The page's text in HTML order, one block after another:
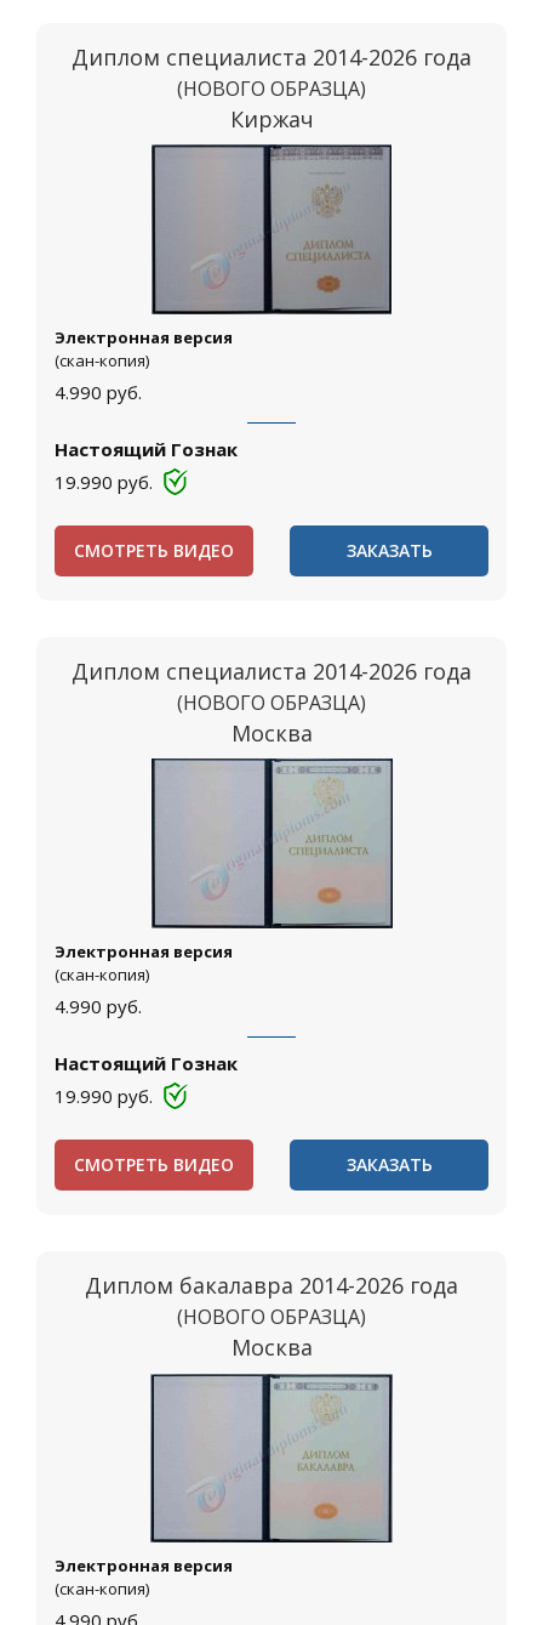
Диплом специалиста 2014-2026 года
(НОВОГО ОБРАЗЦА)
Киржач
Электронная версия
(скан-копия)
4.990 руб.
Настоящий Гознак
19.990 руб.
СМОТРЕТЬ ВИДЕО ЗАКАЗАТЬ
Диплом специалиста 2014-2026 года
(НОВОГО ОБРАЗЦА)
Москва
Электронная версия
(скан-копия)
4.990 руб.
Настоящий Гознак
19.990 руб.
СМОТРЕТЬ ВИДЕО ЗАКАЗАТЬ
Диплом бакалавра 2014-2026 года
(НОВОГО ОБРАЗЦА)
Москва
Электронная версия
(скан-копия)